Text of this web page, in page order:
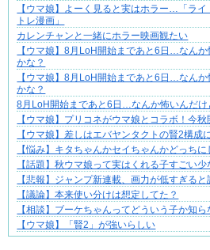
【ウマ娘】よーく見ると実はホラー…「ラ
トレ漫画」
カレンチャンと一緒にホラー映画観たい
【ウマ娘】8月LoH開始まであと6日…なん
かな？
【ウマ娘】8月LoH開始まであと6日…なん
かな？
8月LoH開始まであと6日…なんか怖いんだけ
【ウマ娘】プリコネがウマ娘とコラボ！今秋
【ウマ娘】差しはエバヤンタクトの賢2構
【悩み】キタちゃんかセイちゃんかどっちに
【話題】秋ウマ娘って実はくれる子すごい少
【悲報】ジャンプ新連載、画力が低すぎると
【議論】本来使い分けは想定してた？
【相談】ブーケちゃんってどういう子か知
【ウマ娘】「賢2」が強いらしい